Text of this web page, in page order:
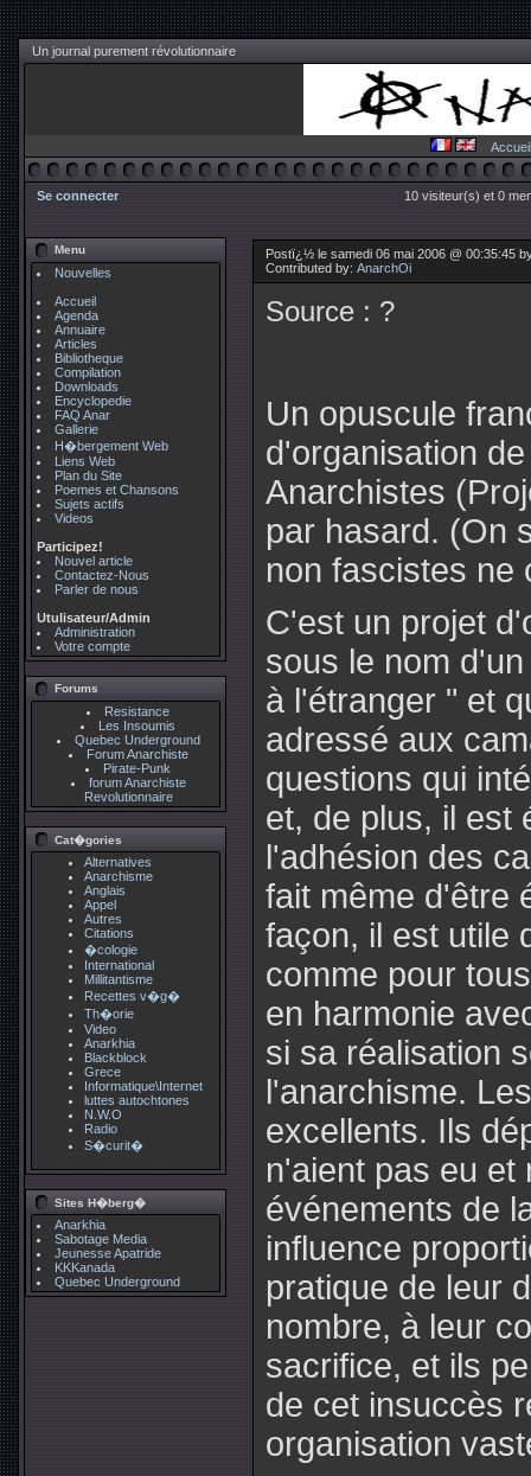
Un journal purement révolutionnaire
Accueil
Se connecter 10 visiteur(s) et 0
Menu
Nouvelles
Accueil
Agenda
Annuaire
Articles
Bibliotheque
Compilation
Downloads
Encyclopedie
FAQ Anar
Gallerie
H�bergement Web
Liens Web
Plan du Site
Poemes et Chansons
Sujets actifs
Videos
Participez!
Nouvel article
Contactez-Nous
Parler de nous
Utulisateur/Admin
Administration
Votre compte
Forums
Resistance
Les Insoumis
Quebec Underground
Forum Anarchiste
Pirate-Punk
forum Anarchiste
Revolutionnaire
Cat�gories
Alternatives
Anarchisme
Anglais
Appel
Autres
Citations
�cologie
International
Millitantisme
Recettes v�g�
Th�orie
Video
Anarkhia
Blackblock
Grece
Informatique\Internet
luttes autochtones
N.W.O
Radio
S�curit�
Sites H�berg�
Anarkhia
Sabotage Media
Jeunesse Apatride
KKKanada
Quebec Underground
Postï¿½ le samedi 06 mai 2006 @ 00:35:45
Contributed by: AnarchOi
Source : ?
Un opuscule
d'organisation
Anarchistes
par hasard. (On
non fascistes ne
C'est un projet
sous le nom
à l'étranger " et
adressé aux
questions qui
et, de plus, il est
l'adhésion des
fait même d'être
façon, il est utile
comme pour
en harmonie
si sa réalisation
l'anarchisme.
excellents. Ils
n'aient pas eu et
événements de
influence
pratique de leur
nombre, à leur
sacrifice, et ils
de cet insuccès
organisation